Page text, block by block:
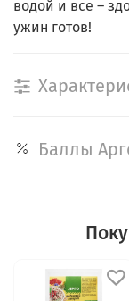
водой и все –
ужин готов!
Баллы